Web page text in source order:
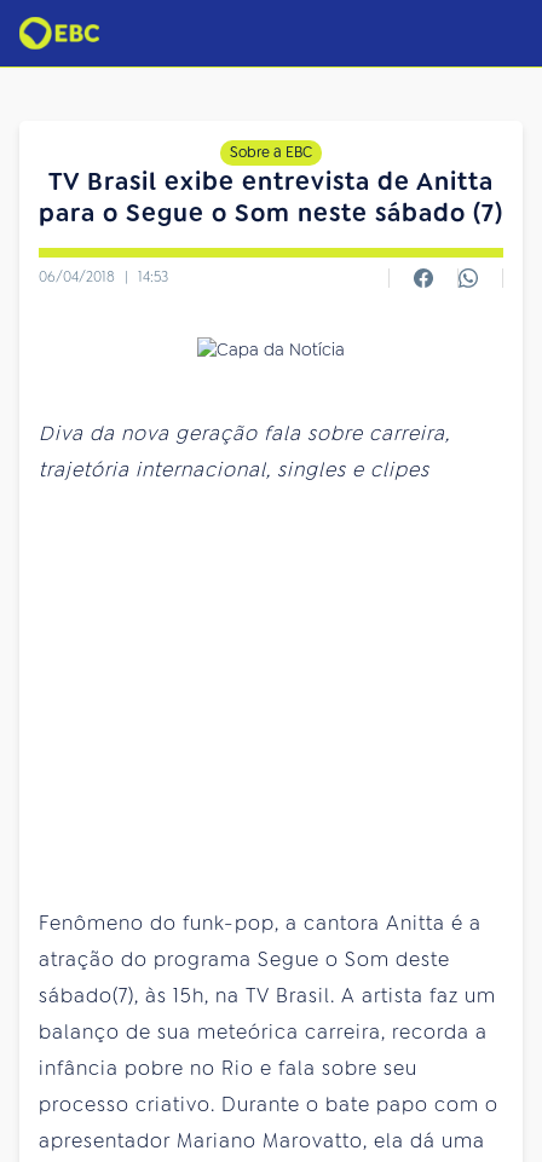
Sobre a EBC
TV Brasil exibe entrevista de Anitta
para o Segue o Som neste sábado (7)
06/04/2018 | 14:53
Diva da nova geração fala sobre carreira,
trajetória internacional, singles e clipes
Fenômeno do funk-pop, a cantora Anitta é a
atração do programa Segue o Som deste
sábado(7), às 15h, na TV Brasil. A artista faz um
balanço de sua meteórica carreira, recorda a
infância pobre no Rio e fala sobre seu
processo criativo. Durante o bate papo com o
apresentador Mariano Marovatto, ela dá uma